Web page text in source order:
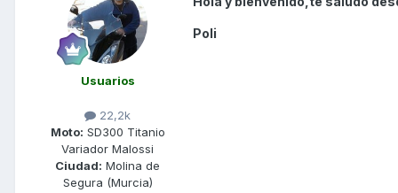
Usuarios
22,2k
Moto: SD300 Titanio
Variador Malossi
Ciudad: Molina de
Segura (Murcia)
Poli